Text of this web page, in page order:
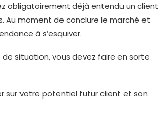
obligatoirement déjà entendu un client
Au moment de conclure le marché et
à s’esquiver.
situation, vous devez faire en sorte
sur votre potentiel futur client et son